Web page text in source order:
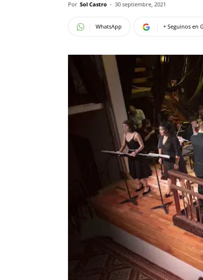
Por Sol Castro - 30 septiembre, 2021
WhatsApp + Seguinos en